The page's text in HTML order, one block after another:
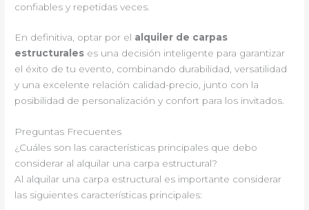
confiables y repetidas veces.
En definitiva, optar por el alquiler de carpas
estructurales es una decisión inteligente para garantizar
el éxito de tu evento, combinando durabilidad, versatilidad
y una excelente relación calidad-precio, junto con la
posibilidad de personalización y confort para los invitados.
Preguntas Frecuentes
¿Cuáles son las características principales que debo
considerar al alquilar una carpa estructural?
Al alquilar una carpa estructural es importante considerar
las siguientes características principales: